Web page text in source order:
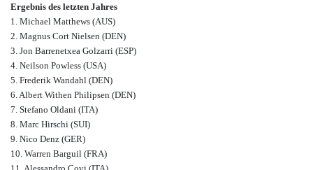
Ergebnis des letzten Jahres
1. Michael Matthews (AUS)
2. Magnus Cort Nielsen (DEN)
3. Jon Barrenetxea Golzarri (ESP)
4. Neilson Powless (USA)
5. Frederik Wandahl (DEN)
6. Albert Withen Philipsen (DEN)
7. Stefano Oldani (ITA)
8. Marc Hirschi (SUI)
9. Nico Denz (GER)
10. Warren Barguil (FRA)